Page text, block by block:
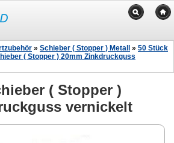
» Schieber ( Stopper ) Metall » 50 Stück
( Stopper ) 20mm Zinkdruckguss
( Stopper )
vernickelt